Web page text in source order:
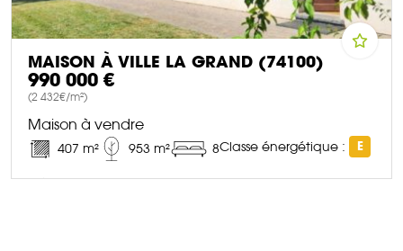
MAISON À VILLE LA GRAND (74100)
990 000 €
(2 432€/m²)
Maison à vendre
407 m² 953 m² 8Classe énergétique : E